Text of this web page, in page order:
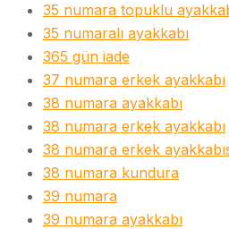
35 numara topuklu
35 numaralı ayakkabı
365 gün iade
37 numara erkek ayakkabı
38 numara ayakkabı
38 numara erkek ayakkabı
38 numara erkek
38 numara kundura
39 numara
39 numara ayakkabı